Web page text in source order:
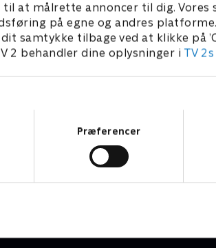
til at målrette annoncer til dig.
på egne og andres
samtykke tilbage ved at klikke på
2 behandler dine oplysninger i TV
Præferencer
Barbapapa